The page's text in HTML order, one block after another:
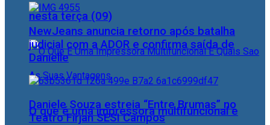
nesta terça (09)
O que é uma impressora multifuncional e
NewJeans anuncia retorno após batalha
judicial com a ADOR e confirma saída de
Danielle
Daniele Souza estreia “Entre Brumas” no
Teatro Firjan SESI Campos